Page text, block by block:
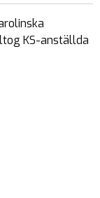
KS-anställda